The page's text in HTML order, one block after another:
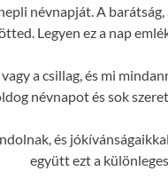
névnapját. A
Legyen ez a nap
a csillag, és mi
névnapot és sok
és
együtt ezt a